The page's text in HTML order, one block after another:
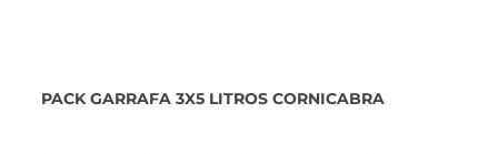
PACK GARRAFA 3X5 LITROS CORNICABRA